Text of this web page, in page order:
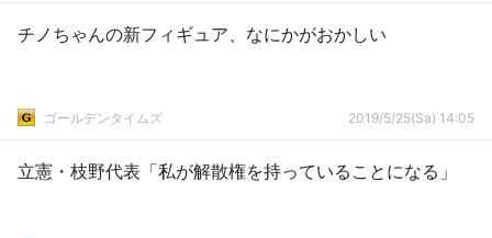
チノちゃんの新フィギュア、なにかがおかしい
ゴールデンタイムズ 2019/5/25(Sa) 14:05
立憲・枝野代表「私が解散権を持っていることになる」